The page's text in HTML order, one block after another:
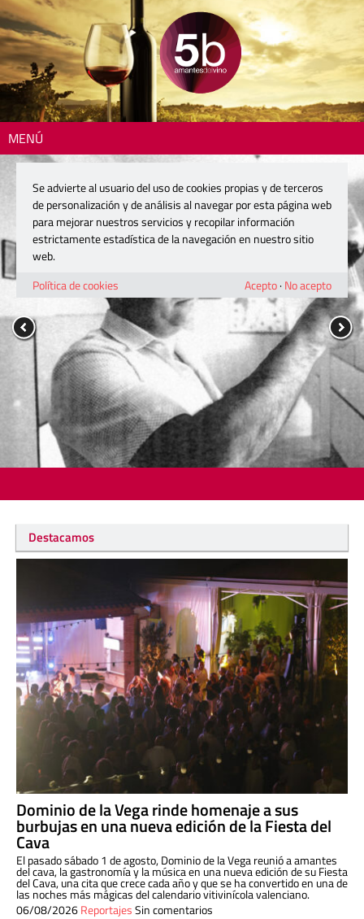
MENÚ
Destacamos
Dominio de la Vega rinde homenaje a sus
burbujas en una nueva edición de la Fiesta del
Cava
El pasado sábado 1 de agosto, Dominio de la Vega reunió a amantes
del cava, la gastronomía y la música en una nueva edición de su Fiesta
del Cava, una cita que crece cada año y que se ha convertido en una de
las noches más mágicas del calendario vitivinícola valenciano.
06/08/2026ReportajesSin comentarios
Se advierte al usuario del uso de cookies propias y de terceros
de personalización y de análisis al navegar por esta página web
para mejorar nuestros servicios y recopilar información
estrictamente estadística de la navegación en nuestro sitio
web.
Política de cookies
Acepto· No acepto